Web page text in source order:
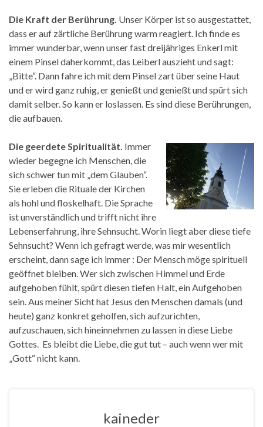
Die Kraft der Berührung. Unser Körper ist so ausgestattet,
dass er auf zärtliche Berührung warm reagiert. Ich finde es
immer wunderbar, wenn unser fast dreijähriges Enkerl mit
einem Pinsel daherkommt, das Leiberl auszieht und sagt:
„Bitte“. Dann fahre ich mit dem Pinsel zart über seine Haut
und er wird ganz ruhig, er genießt und genießt und spürt sich
damit selber. So kann er loslassen. Es sind diese Berührungen,
die aufbauen.
Die geerdete Spiritualität. Immer
wieder begegne ich Menschen, die
sich schwer tun mit „dem Glauben“.
Sie erleben die Rituale der Kirchen
als hohl und floskelhaft. Die Sprache
ist unverständlich und trifft nicht ihre
Lebenserfahrung, ihre Sehnsucht. Worin liegt aber diese tiefe
Sehnsucht? Wenn ich gefragt werde, was mir wesentlich
erscheint, dann sage ich immer : Der Mensch möge spirituell
geöffnet bleiben. Wer sich zwischen Himmel und Erde
aufgehoben fühlt, spürt diesen tiefen Halt, ein Aufgehoben
sein. Aus meiner Sicht hat Jesus den Menschen damals (und
heute) ganz konkret geholfen, sich aufzurichten,
aufzuschauen, sich hineinnehmen zu lassen in diese Liebe
Gottes. Es bleibt die Liebe, die gut tut – auch wenn wer mit
„Gott“ nicht kann.
kaineder